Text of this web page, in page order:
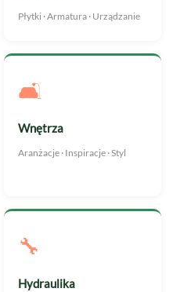
Płytki · Armatura · Urządzanie
🛋️
Wnętrza
Aranżacje · Inspiracje · Styl
🔧
Hydraulika